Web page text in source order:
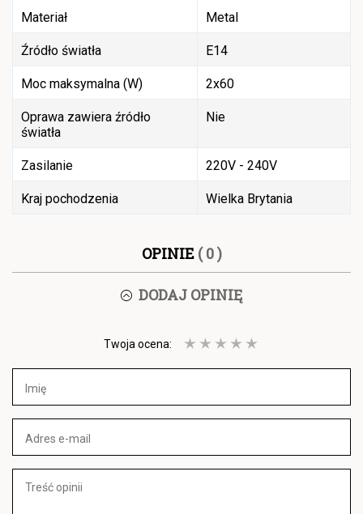
Materiał Metal
Źródło światła E14
Moc maksymalna (W) 2x60
Oprawa zawiera źródło
światła
Nie
Zasilanie 220V - 240V
Kraj pochodzenia Wielka Brytania
OPINIE ( 0 )
DODAJ OPINIĘ
Twoja ocena: